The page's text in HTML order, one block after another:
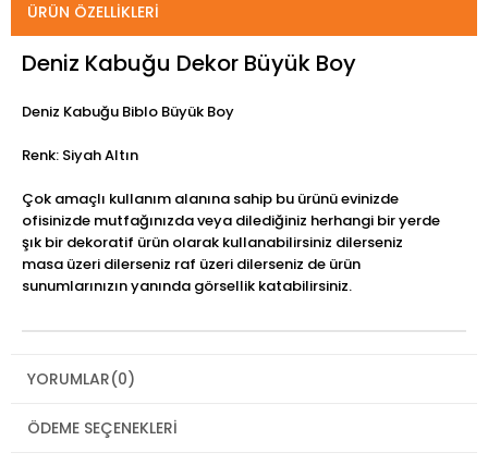
ÜRÜN ÖZELLIKLERI
Deniz Kabuğu Dekor Büyük Boy
Deniz Kabuğu Biblo Büyük Boy
Renk: Siyah Altın
Çok amaçlı kullanım alanına sahip bu ürünü evinizde
ofisinizde mutfağınızda veya dilediğiniz herhangi bir yerde
şık bir dekoratif ürün olarak kullanabilirsiniz dilerseniz
masa üzeri dilerseniz raf üzeri dilerseniz de ürün
sunumlarınızın yanında görsellik katabilirsiniz.
YORUMLAR(0)
ÖDEME SEÇENEKLERI